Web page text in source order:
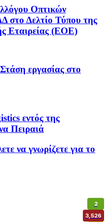
Οπτικών
Δελτίο Τύπου της
Εταιρείας (ΕΟΕ)
εργασίας στο
εντός της
Πειραιά
να γνωρίζετε για το
2
3,526